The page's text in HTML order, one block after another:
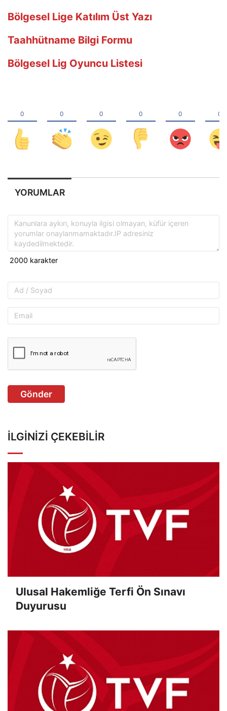
Bölgesel Lige Katılım Üst Yazı
Taahhütname Bilgi Formu
Bölgesel Lig Oyuncu Listesi
YORUMLAR
Gönder
İLGINIZI ÇEKEBILIR
Ulusal Hakemliğe Terfi Ön Sınavı
Duyurusu